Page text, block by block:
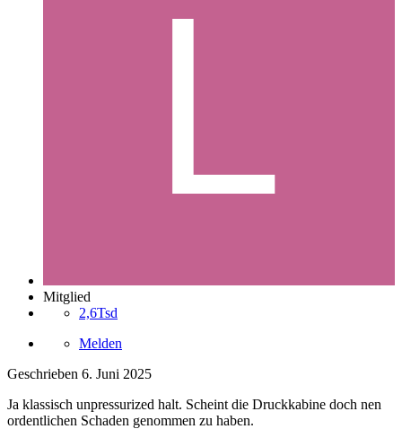
Mitglied
2,6Tsd
Melden
Geschrieben 6. Juni 2025
Ja klassisch unpressurized halt. Scheint die Druckkabine doch nen
ordentlichen Schaden genommen zu haben.